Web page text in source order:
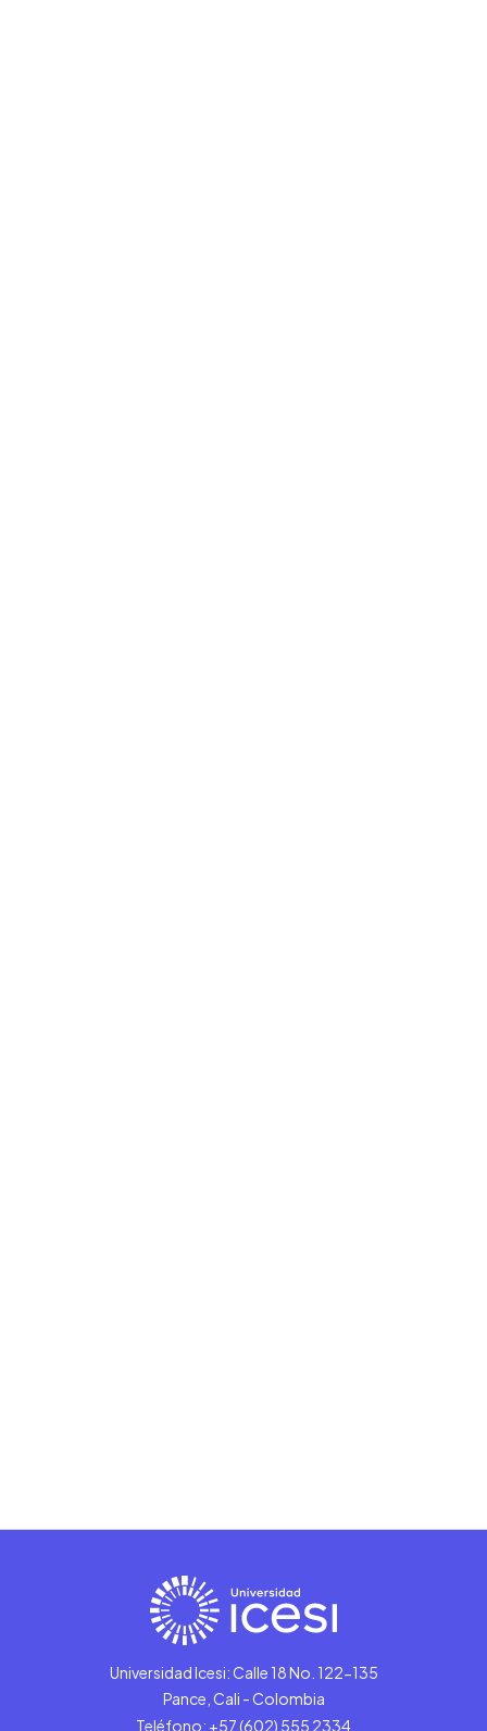
Universidad Icesi: Calle 18 No. 122-135
Pance, Cali - Colombia
Teléfono: +57 (602) 555 2334